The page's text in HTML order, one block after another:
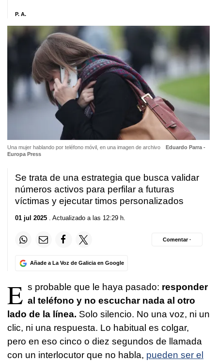
P. A.
Una mujer hablando por teléfono móvil, en una imagen de archivo
Eduardo Parra -
Europa Press
Se trata de una estrategia que busca validar
números activos para perfilar a futuras
víctimas y ejecutar timos personalizados
01 jul 2025 . Actualizado a las 12:29 h.
Añade a La Voz de Galicia en Google
Comentar ·
E s probable que le haya pasado: responder
al teléfono y no escuchar nada al otro
lado de la línea. Solo silencio. No una voz, ni un
clic, ni una respuesta. Lo habitual es colgar,
pero en eso cinco o diez segundos de llamada
con un interlocutor que no habla, pueden ser el